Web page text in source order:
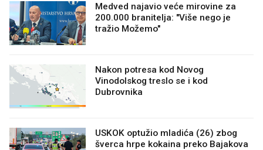
Medved najavio veće mirovine za
200.000 branitelja: "Više nego je
tražio Možemo"
Nakon potresa kod Novog
Vinodolskog treslo se i kod
Dubrovnika
USKOK optužio mladića (26) zbog
šverca hrpe kokaina preko Bajakova